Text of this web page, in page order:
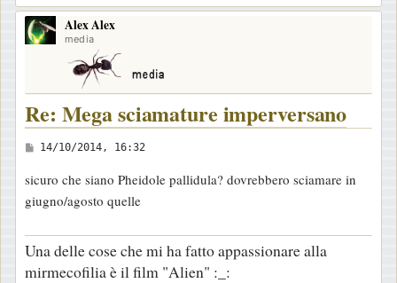
o
Alex Alex
media
Re: Mega sciamature imperversano
M
s
s
g
g
14/10/2014, 16:32
sicuro che siano Pheidole pallidula? dovrebbero sciamare in
giugno/agosto quelle
Una delle cose che mi ha fatto appassionare alla
mirmecofilia è il film "Alien" :_: